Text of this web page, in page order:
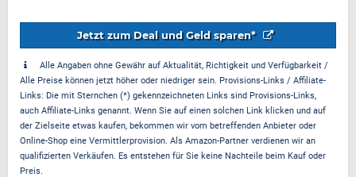
Jetzt zum Deal und Geld sparen*
Alle Angaben ohne Gewähr auf Aktualität, Richtigkeit und Verfügbarkeit /
Alle Preise können jetzt höher oder niedriger sein. Provisions-Links / Affiliate-
Links: Die mit Sternchen (*) gekennzeichneten Links sind Provisions-Links,
auch Affiliate-Links genannt. Wenn Sie auf einen solchen Link klicken und auf
der Zielseite etwas kaufen, bekommen wir vom betreffenden Anbieter oder
Online-Shop eine Vermittlerprovision. Als Amazon-Partner verdienen wir an
qualifizierten Verkäufen. Es entstehen für Sie keine Nachteile beim Kauf oder
Preis.